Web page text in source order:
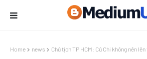
Home news Chủ tịch TP HCM: Củ Chi không nên